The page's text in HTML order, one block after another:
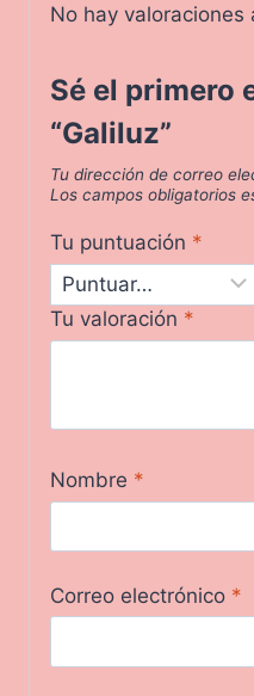
No hay valoraciones
Sé el primero
“Galiluz”
Tu dirección de correo
Los campos obligatorios
Tu puntuación *
Tu valoración *
Nombre *
Correo electrónico *